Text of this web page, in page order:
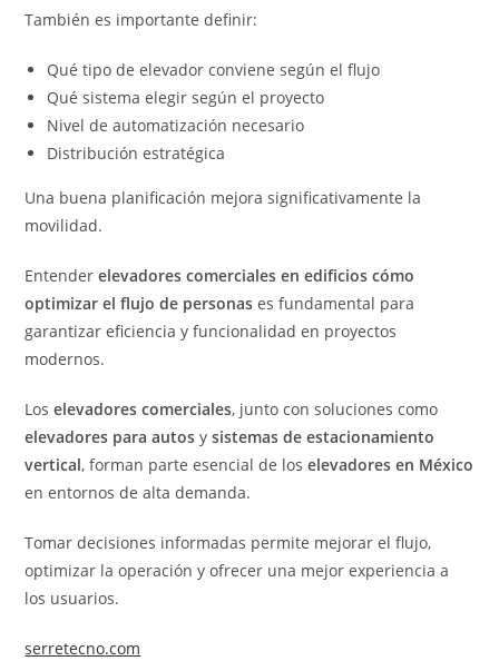
También es importante definir:
Qué tipo de elevador conviene según el flujo
Qué sistema elegir según el proyecto
Nivel de automatización necesario
Distribución estratégica
Una buena planificación mejora significativamente la
movilidad.
Entenderelevadores comerciales en edificios cómo
optimizar el flujo de personas es fundamental para
garantizar eficiencia y funcionalidad en proyectos
modernos.
Loselevadores comerciales, junto con soluciones como
elevadores para autos ysistemas de estacionamiento
vertical, forman parte esencial de loselevadores en México
en entornos de alta demanda.
Tomar decisiones informadas permite mejorar el flujo,
optimizar la operación y ofrecer una mejor experiencia a
los usuarios.
serretecno.com